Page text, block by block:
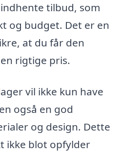
tilbud, som
og budget. Det er en
at du får den
rigtige pris.
vil ikke kun have
også en god
og design. Dette
ikke blot opfylder